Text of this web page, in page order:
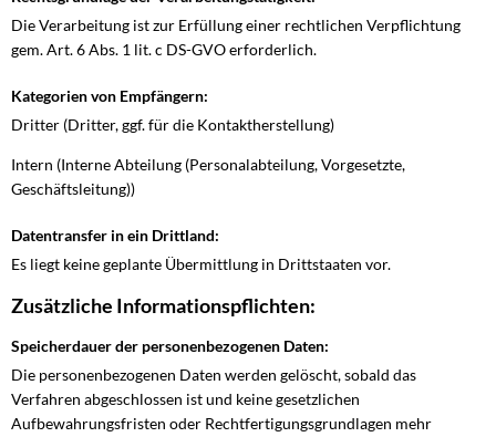
Die Verarbeitung ist zur Erfüllung einer rechtlichen Verpflichtung
gem. Art. 6 Abs. 1 lit. c DS-GVO erforderlich.
Kategorien von Empfängern:
Dritter (Dritter, ggf. für die Kontaktherstellung)
Intern (Interne Abteilung (Personalabteilung, Vorgesetzte,
Geschäftsleitung))
Datentransfer in ein Drittland:
Es liegt keine geplante Übermittlung in Drittstaaten vor.
Zusätzliche Informationspflichten:
Speicherdauer der personenbezogenen Daten:
Die personenbezogenen Daten werden gelöscht, sobald das
Verfahren abgeschlossen ist und keine gesetzlichen
Aufbewahrungsfristen oder Rechtfertigungsgrundlagen mehr